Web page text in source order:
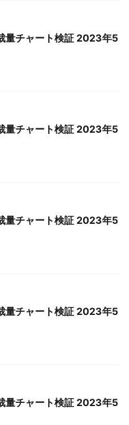
量チャート検証 2023年5
量チャート検証 2023年5
量チャート検証 2023年5
量チャート検証 2023年5
量チャート検証 2023年5